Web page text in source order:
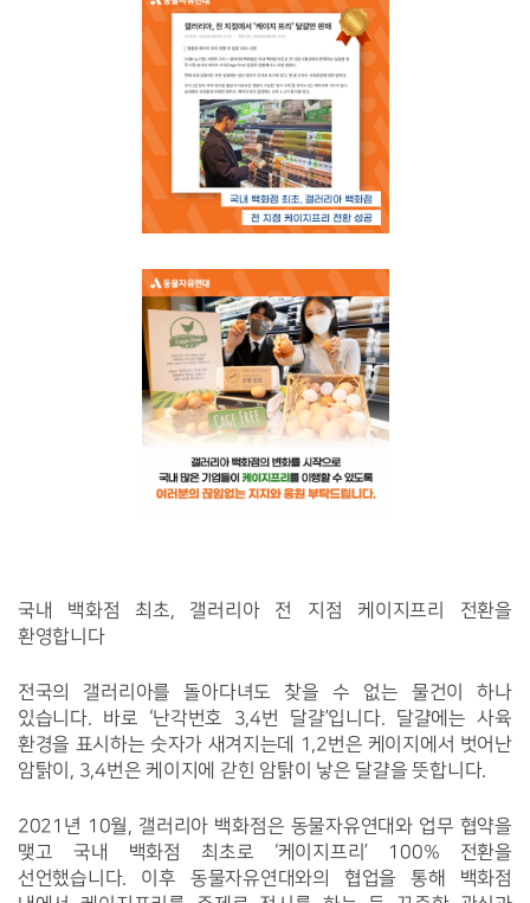
국내 백화점 최초, 갤러리아 전 지점 케이지프리 전환을
환영합니다
전국의 갤러리아를 돌아다녀도 찾을 수 없는 물건이 하나
있습니다. 바로 ‘난각번호 3,4번 달걀’입니다. 달걀에는 사육
환경을 표시하는 숫자가 새겨지는데 1,2번은 케이지에서 벗어난
암탉이, 3,4번은 케이지에 갇힌 암탉이 낳은 달걀을 뜻합니다.
2021년 10월, 갤러리아 백화점은 동물자유연대와 업무 협약을
맺고 국내 백화점 최초로 ‘케이지프리’ 100% 전환을
선언했습니다. 이후 동물자유연대와의 협업을 통해 백화점